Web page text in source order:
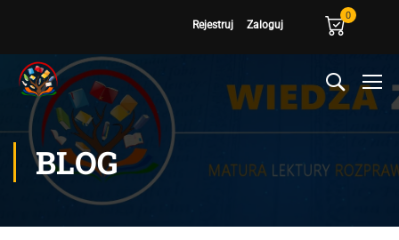
Rejestruj Zaloguj
0
BLOG